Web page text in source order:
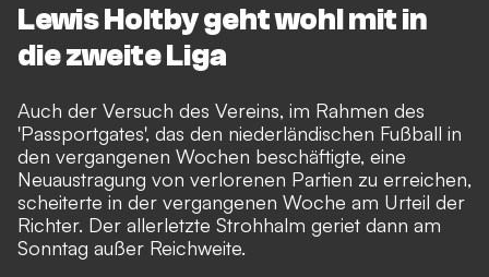
Lewis Holtby geht wohl mit in
die zweite Liga
Auch der Versuch des Vereins, im Rahmen des
'Passportgates', das den niederländischen Fußball in
den vergangenen Wochen beschäftigte, eine
Neuaustragung von verlorenen Partien zu erreichen,
scheiterte in der vergangenen Woche am Urteil der
Richter. Der allerletzte Strohhalm geriet dann am
Sonntag außer Reichweite.